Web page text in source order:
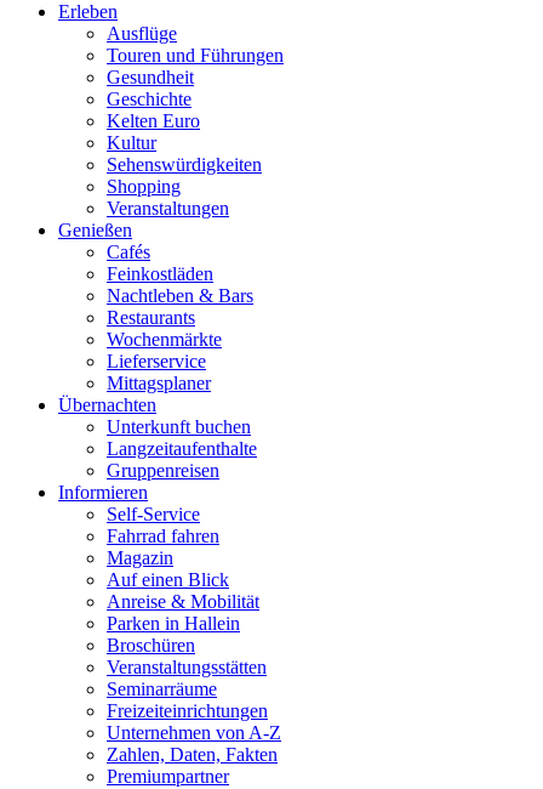
Erleben
Ausflüge
Touren und Führungen
Gesundheit
Geschichte
Kelten Euro
Kultur
Sehenswürdigkeiten
Shopping
Veranstaltungen
Genießen
Cafés
Feinkostläden
Nachtleben & Bars
Restaurants
Wochenmärkte
Lieferservice
Mittagsplaner
Übernachten
Unterkunft buchen
Langzeitaufenthalte
Gruppenreisen
Informieren
Self-Service
Fahrrad fahren
Magazin
Auf einen Blick
Anreise & Mobilität
Parken in Hallein
Broschüren
Veranstaltungsstätten
Seminarräume
Freizeiteinrichtungen
Unternehmen von A-Z
Zahlen, Daten, Fakten
Premiumpartner